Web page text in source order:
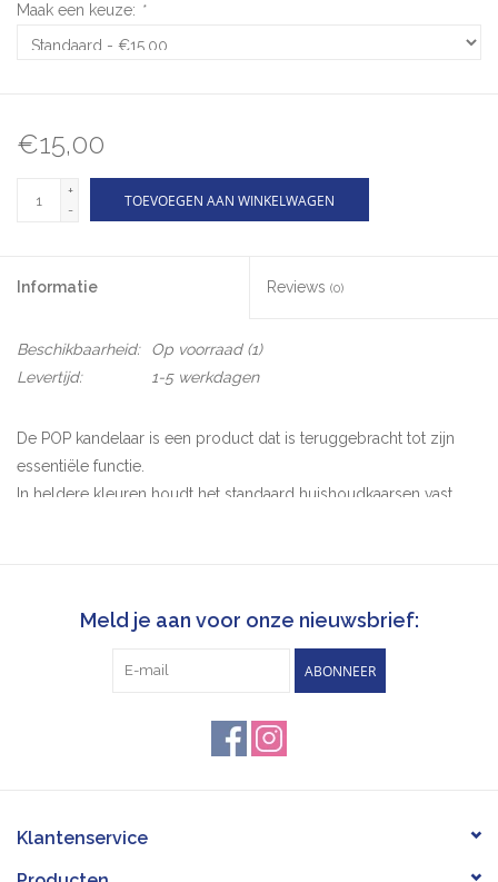
Maak een keuze: *
€15,00
+
-
TOEVOEGEN AAN WINKELWAGEN
Informatie Reviews (0)
Beschikbaarheid: Op voorraad(1)
Levertijd:
1-5 werkdagen
De POP kandelaar is een product dat is teruggebracht tot zijn
essentiële functie.
In heldere kleuren houdt het standaard huishoudkaarsen vast
Natuurlijk, hoe meer POP's er zijn, hoe beter het wordt...
Gemaakt van gepoederd staal, volledig gemaakt in Duitsland.
Afmeting: ø onder ca. 7cm, ø binnen ca. 2,2cm
wasvlekken te voorkomen.
Meld je aan voor onze nieuwsbrief:
ABONNEER
Klantenservice